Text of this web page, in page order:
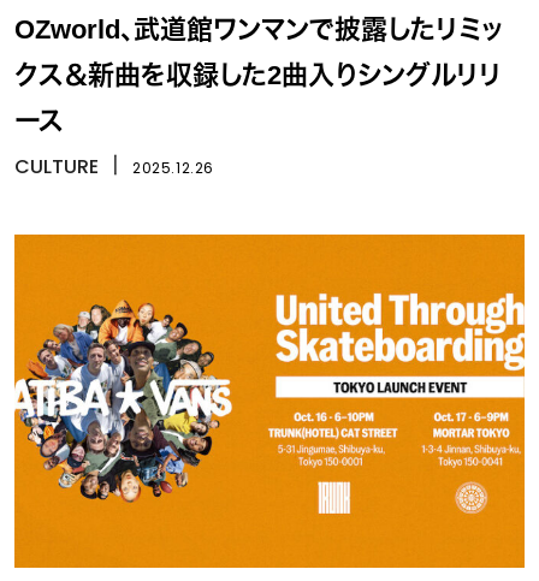
OZworld、武道館ワンマンで披露したリミッ
クス＆新曲を収録した2曲入りシングルリリ
ース
CULTURE 2025.12.26